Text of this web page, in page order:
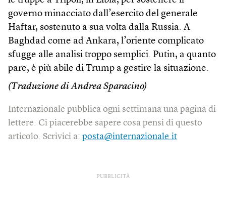
governo minacciato dall’esercito del generale
Haftar, sostenuto a sua volta dalla Russia. A
Baghdad come ad Ankara, l’oriente complicato
sfugge alle analisi troppo semplici. Putin, a quanto
pare, è più abile di Trump a gestire la situazione.
(Traduzione di Andrea Sparacino)
Internazionale pubblica ogni settimana una pagina di
lettere. Ci piacerebbe sapere cosa pensi di questo
articolo. Scrivici a: posta@internazionale.it
PUBBLICITÀ